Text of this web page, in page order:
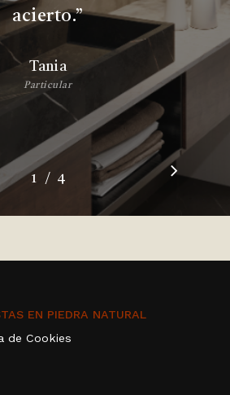
acierto.”
Tania
Particular
1 2 3
/ 4
EN PIEDRA NATURAL
de Cookies